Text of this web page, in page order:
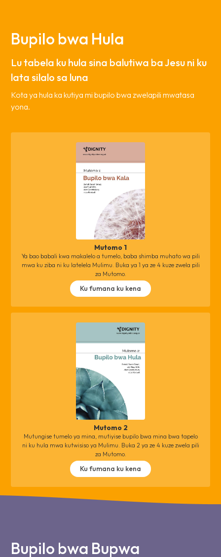
Bupilo bwa Hula
Lu tabela ku hula sina balutiwa ba Jesu ni ku
lata silalo sa luna
Kota ya hula ka kutiya mi bupilo bwa zwelapili mwatasa
yona.
Mutomo 1
Ya bao babali kwa makalelo a tumelo, baba shimba muhato wa pili
mwa ku ziba ni ku latelela Mulimu. Buka ya 1 ya ze 4 kuze zwela pili
za Mutomo.
Ku fumana ku kena
Mutomo 2
Mutungise tumelo ya mina, mutiyise bupilo bwa mina bwa tapelo
ni ku hula mwa kutwisiso ya Mulimu. Buka 2 ya ze 4 kuze zwela pili
za Mutomo.
Ku fumana ku kena
Bupilo bwa Bupwa